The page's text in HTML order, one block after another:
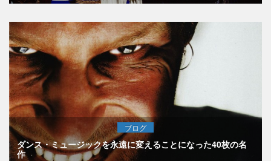
ブログ
ダンス・ミュージックを永遠に変えることになった40枚の名
作